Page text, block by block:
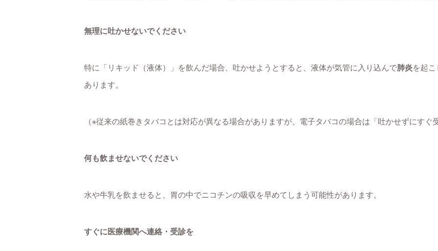
無理に吐かせないでください
特に「リキッド（液体）」を飲んだ場合、吐かせようとすると、液体が気管に入り込んで肺炎を起
あります。
（※従来の紙巻きタバコとは対応が異なる場合がありますが、電子タバコの場合は「吐かせずにすぐ
何も飲ませないでください
水や牛乳を飲ませると、胃の中でニコチンの吸収を早めてしまう可能性があります。
すぐに医療機関へ連絡・受診を